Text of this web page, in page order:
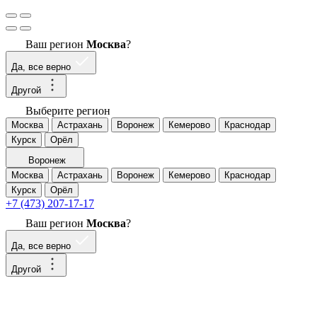
Ваш регион Москва?
Да, все верно
Другой
Выберите регион
Москва Астрахань Воронеж Кемерово
Краснодар
Курск
Орёл
Воронеж
Москва
Астрахань Воронеж Кемерово
Краснодар
Курск
Орёл
+7 (473) 207-17-17
Ваш регион Москва?
Да, все верно
Другой